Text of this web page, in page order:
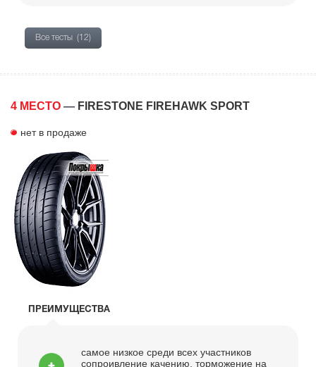
Все тесты (12)
4 МЕСТО — FIRESTONE FIREHAWK SPORT
нет в продаже
ПРЕИМУЩЕСТВА
самое низкое среди всех участников
сопроивление качению, торможение на